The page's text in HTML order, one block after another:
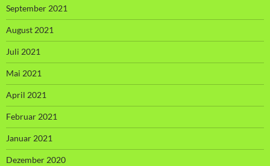
September 2021
August 2021
Juli 2021
Mai 2021
April 2021
Februar 2021
Januar 2021
Dezember 2020